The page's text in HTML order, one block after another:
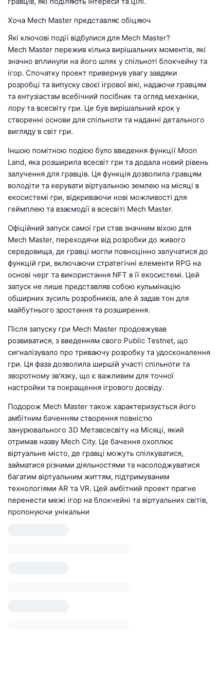
Хоча Mech Master представляє обіцяюч
Які ключові події відбулися для Mech Master?
Mech Master пережив кілька вирішальних моментів, які
значно вплинули на його шлях у спільноті блокчейну та
ігор. Спочатку проект привернув увагу завдяки
розробці та випуску своєї ігрової вікі, надаючи гравцям
та ентузіастам всебічний посібник та огляд механіки,
лору та всесвіту гри. Це був вирішальний крок у
створенні основи для спільноти та наданні детального
вигляду в світ гри.
Іншою помітною подією було введення функції Moon
Land, яка розширила всесвіт гри та додала новий рівень
залучення для гравців. Ця функція дозволила гравцям
володіти та керувати віртуальною землею на місяці в
екосистемі гри, відкриваючи нові можливості для
геймплею та взаємодії в всесвіті Mech Master.
Офіційний запуск самої гри став значним віхою для
Mech Master, переходячи від розробки до живого
середовища, де гравці могли повноцінно залучатися до
функцій гри, включаючи стратегічні елементи RPG на
основі черг та використання NFT в її екосистемі. Цей
запуск не лише представляв собою кульмінацію
обширних зусиль розробників, але й задав тон для
майбутнього зростання та розширення.
Після запуску гри Mech Master продовжував
розвиватися, з введенням свого Public Testnet, що
сигналізувало про триваючу розробку та удосконалення
гри. Ця фаза дозволила ширшій участі спільноти та
зворотному зв'язку, що є важливим для точної
настройки та покращення ігрового досвіду.
Подорож Mech Master також характеризується його
амбітним баченням створення повністю
занурювального 3D Метавсесвіту на Місяці, який
отримав назву Mech City. Це бачення охоплює
віртуальне місто, де гравці можуть спілкуватися,
займатися різними діяльностями та насолоджуватися
багатим віртуальним життям, підтримуваним
технологіями AR та VR. Цей амбітний проект прагне
перенести межі ігор на блокчейні та віртуальних світів,
пропонуючи унікальни